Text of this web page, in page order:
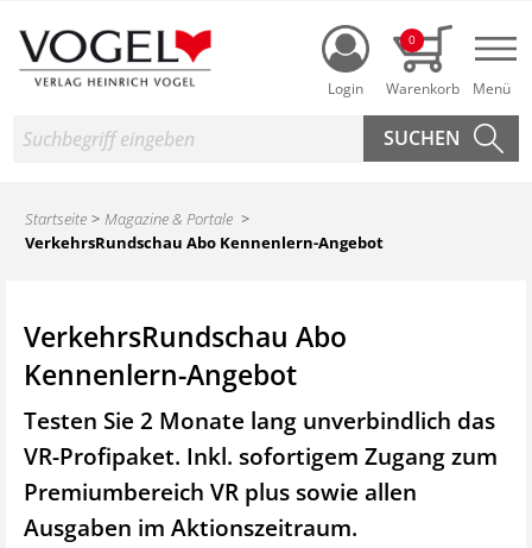
Login
0
Suche
Startseite
Magazine & Portale
VerkehrsRundschau Abo Kennenlern-Angebot
VerkehrsRundschau Abo
Kennenlern-Angebot
Testen Sie 2 Monate lang unverbindlich das
VR-Profipaket. Inkl. sofortigem Zugang zum
Premiumbereich VR plus sowie allen
Ausgaben im Aktionszeitraum.